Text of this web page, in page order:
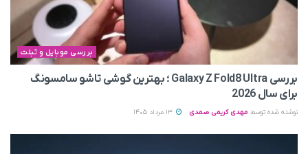
بررسی موبایل و تبلت
بررسی Galaxy Z Fold8 Ultra ؛ بهترین گوشی تاشو سامسونگ
برای سال 2026
نوشته شده توسط مهدی کریمی صمدی